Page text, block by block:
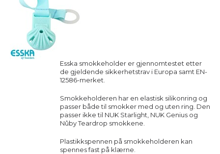
Esska smokkeholder er gjennomtestet etter
de gjeldende sikkerhetstrav i Europa samt EN-
12586-merket.
Smokkeholderen har en elastisk silikonring og
passer både til smokker med og uten ring. Den
passer ikke til NUK Starlight, NUK Genius og
Nûby Teardrop smokkene.
Plastikkspennen på smokkeholderen kan
spennes fast på klærne.